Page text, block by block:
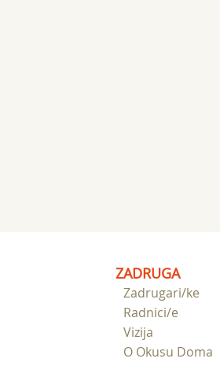
ZADRUGA
Zadrugari/ke
Radnici/e
Vizija
O Okusu Doma